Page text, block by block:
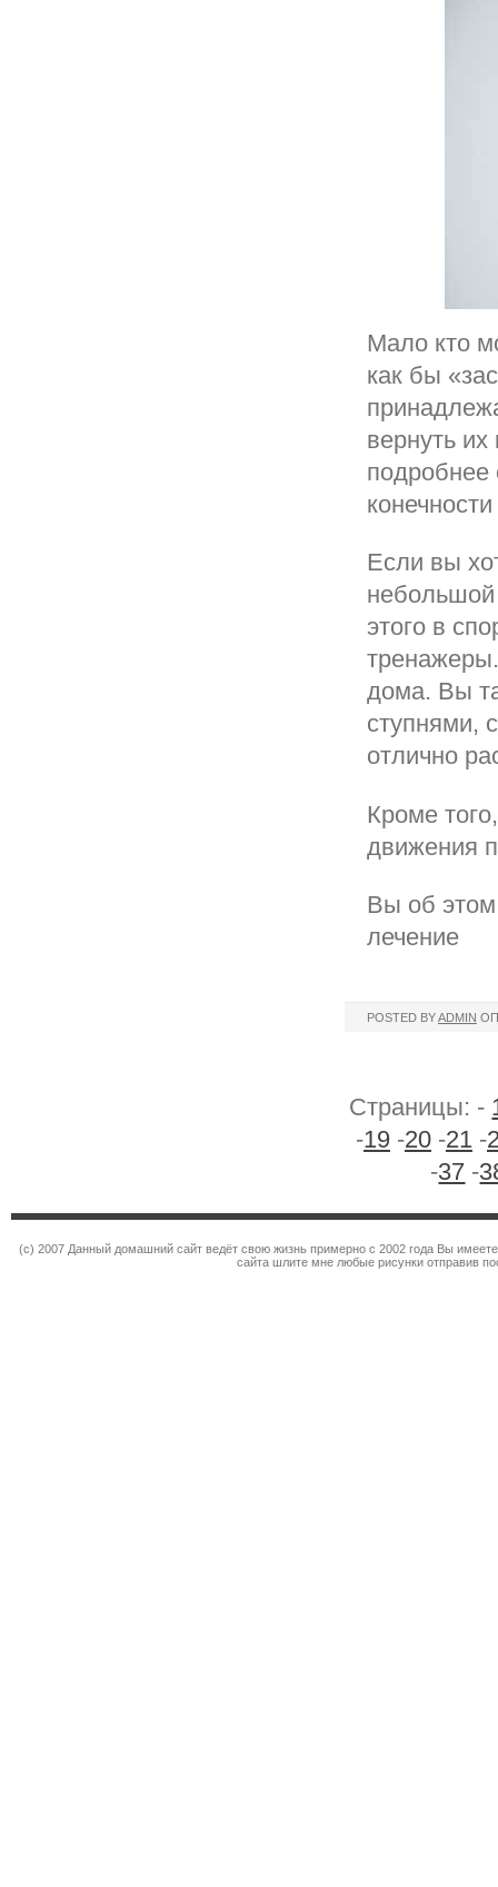
Мало кто
как бы
вернуть
Если вы
небольшой
этого в
дома. Вы
ступнями,
отлично
Кроме
движения
Вы об этом
лечение
POSTED BYADMIN
Страницы: -
-19 -20 -21 -
-37 -
(c) 2007 Данный домашний сайт ведёт свою жизнь примерно с 2002 года Вы
сайта шлите мне любые рисунки отправив